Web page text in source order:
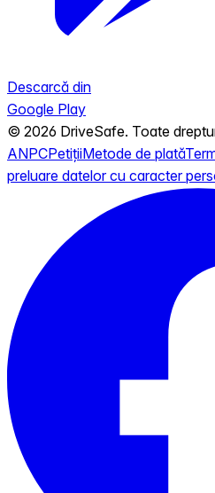
Descarcă din
Google Play
© 2026 DriveSafe. Toate
ANPCPetițiiMetode de plată
preluare datelor cu caracter